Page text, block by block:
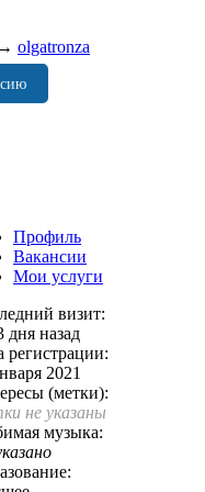
→ olgatronza
Профиль
Вакансии
Мои услуги
визит:
дня назад
регистрации:
2021
(метки):
не указаны
музыка: